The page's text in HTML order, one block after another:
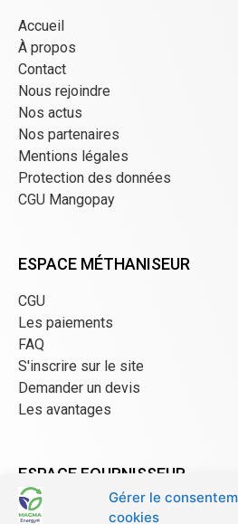
Gérer le
cookies
Accueil
À propos
Contact
Nous rejoindre
Nos actus
Nos partenaires
Mentions légales
Protection des données
CGU Mangopay
ESPACE MÉTHANISEUR
CGU
Les paiements
FAQ
S'inscrire sur le site
Demander un devis
Les avantages
ESPACE FOURNISSEUR
CGU/CGV